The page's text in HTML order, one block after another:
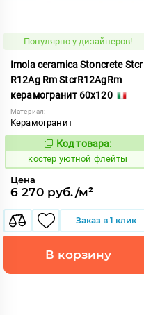
Популярно у дизайнеров!
Imola ceramica Stoncrete Stcr
R12Ag Rm StcrR12AgRm
керамогранит 60x120
Материал:
Керамогранит
810741
Код товара:
костер уютной флейты
Цена
6 270 руб./м²
Заказ в 1 клик
В корзину